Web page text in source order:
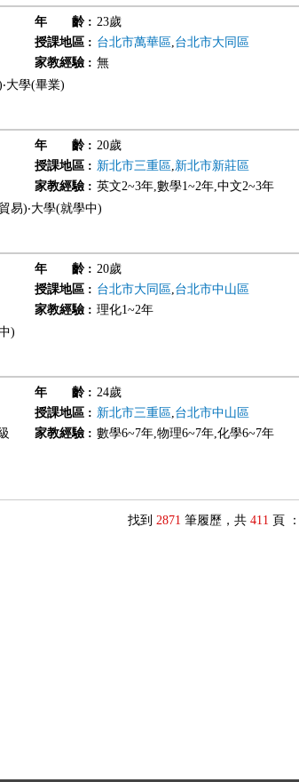
年 齡: 23歲
授課地區: 台北市萬華區,台北市大同區
家教經驗: 無
大學(畢業)
年 齡: 20歲
授課地區: 新北市三重區,新北市新莊區
家教經驗: 英文2~3年,數學1~2年,中文2~3年
易)‧大學(就學中)
年 齡: 20歲
授課地區: 台北市大同區,台北市中山區
家教經驗: 理化1~2年
)
年 齡: 24歲
授課地區: 新北市三重區,台北市中山區
家教經驗: 數學6~7年,物理6~7年,化學6~7年
找到 2871 筆履歷，共 411 頁 ：